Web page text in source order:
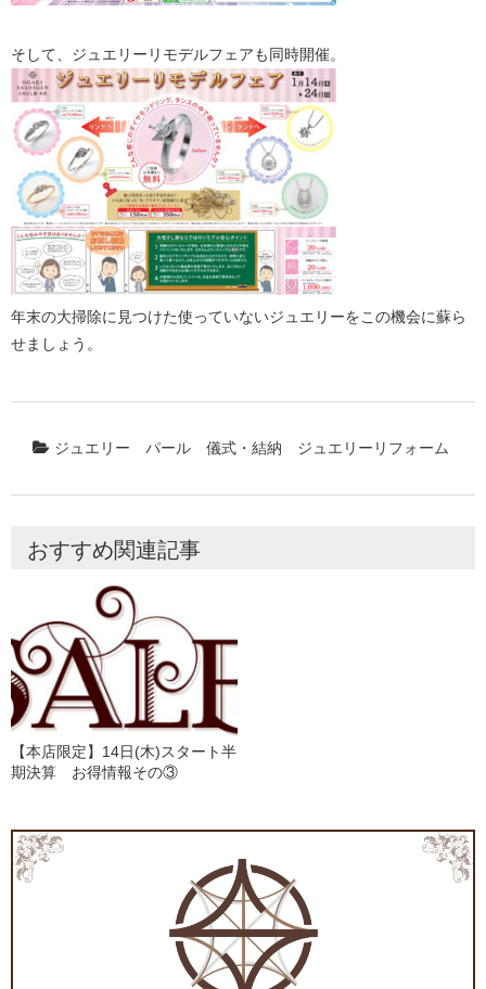
そして、ジュエリーリモデルフェアも同時開催。
年末の大掃除に見つけた使っていないジュエリーをこの機会に蘇ら
せましょう。
ジュエリー パール 儀式・結納 ジュエリーリフォーム
おすすめ関連記事
【本店限定】14日(木)スタート半
期決算 お得情報その③